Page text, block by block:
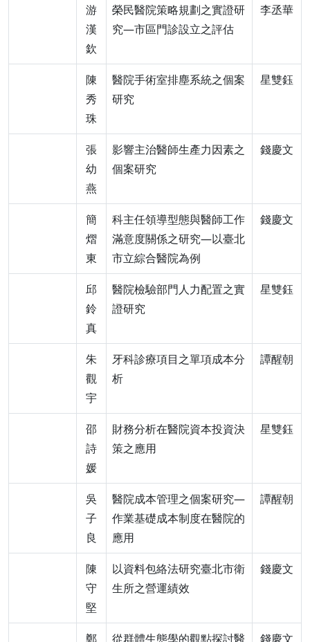
游
漢
欽
榮民醫院策略規劃之實證研
究—市區門診設立之評估
李丞華
陳
秀
珠
醫院手術室排塵系統之個案
研究
星雙鈺
張
幼
燕
影響主治醫師生產力因素之
個案研究
錢慶文
簡
熠
東
科主任領導型態與醫師工作
滿意度關係之研究—以臺北
市立綜合醫院為例
錢慶文
邱
鈴
真
醫院檢驗部門人力配置之實
證研究
星雙鈺
朱
觀
宇
牙科診療項目之單項成本分
析
譚醒朝
邵
詩
媛
財務分析在醫院資本投資決
策之應用
星雙鈺
吳
子
良
醫院成本管理之個案研究—
作業基礎成本制度在醫院的
應用
譚醒朝
陳
守
堅
以資料包絡法研究臺北市衛
生所之營運績效
錢慶文
鄭 從群體生態學的觀點探討醫 錢慶文